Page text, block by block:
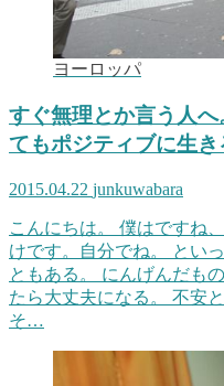
ヨーロッパ
すぐ無理とか言う人
てもポジティブに生き
2015.04.22 junkuwabara
こんにちは。 僕はですね
けです。自分でね。 とい
ともある。 にんげんだも
たら大丈夫になる。 不安
そ…